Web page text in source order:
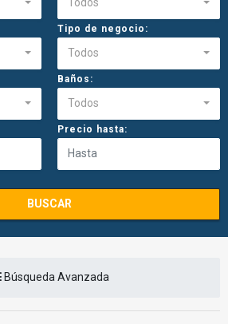
Todos
Tipo de negocio:
Todos
Baños:
Todos
Precio hasta:
BUSCAR
Búsqueda Avanzada